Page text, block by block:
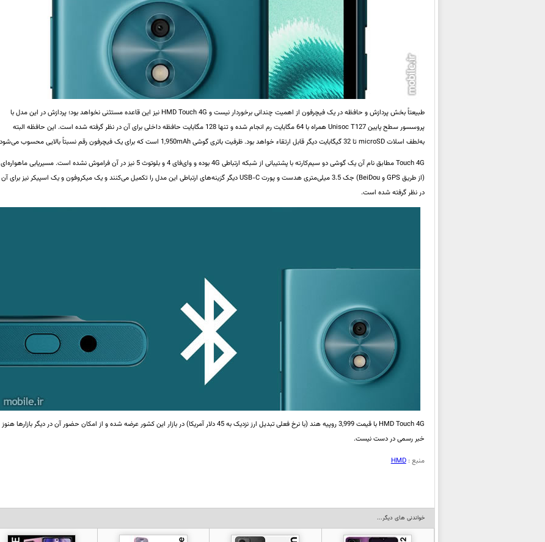
طبیعتاً بخش پردازش و حافظه در یک فیچرفون از اهمیت چندانی برخوردار نیست و HMD Touch 4G نیز این قاعده مستثنی نخواهد بود؛ پردازش در این مدل با
پروسسور سطح پایین Unisoc T127 همراه با 64 مگابایت رم انجام شده و تنها 128 مگابایت حافظه داخلی برای آن در نظر گرفته شده است. این حافظه البته
به‌لطف اسلات microSD‌ تا 32 گیگابایت دیگر قابل ارتقاء خواهد بود. ظرفیت باتری گوشی 1,950mAh است که برای یک فیچرفون رقم نسبتاً بالایی محسوب می‌شود.
Touch 4G مطابق نام آن یک گوشی دو سیم‌کارته با پشتیبانی از شبکه ارتباطی 4G بوده و وای‌فای 4 و بلوتوث 5 نیز در آن فراموش نشده است. مسیریابی ماهواره‌ای
(از طریق GPS و BeiDou) جک 3.5 میلی‌متری هدست و پورت USB-C دیگر گزینه‌های ارتباطی این مدل را تکمیل می‌کنند و یک میکروفون و یک اسپیکر نیز برای آن
در نظر گرفته شده است.
HMD Touch 4G با قیمت 3,999 روپیه هند (با نرخ فعلی تبدیل ارز نزدیک به 45 دلار آمریکا) در بازار این کشور عرضه شده و از امکان حضور آن در دیگر بازارها هنوز
خبر رسمی در دست نیست.
منبع :HMD
خواندنی های دیگر...